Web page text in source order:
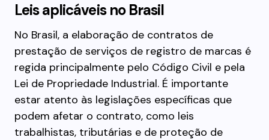
Leis aplicáveis no Brasil
No Brasil, a elaboração de contratos de
prestação de serviços de registro de marcas é
regida principalmente pelo Código Civil e pela
Lei de Propriedade Industrial. É importante
estar atento às legislações específicas que
podem afetar o contrato, como leis
trabalhistas, tributárias e de proteção de